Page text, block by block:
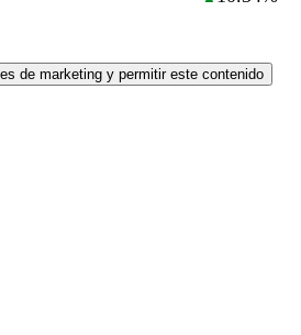
de marketing y permitir este contenido